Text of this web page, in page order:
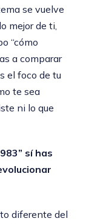
se vuelve
mejor de ti,
“cómo
a comparar
el foco de tu
te sea
ni lo que
sí has
diferente del